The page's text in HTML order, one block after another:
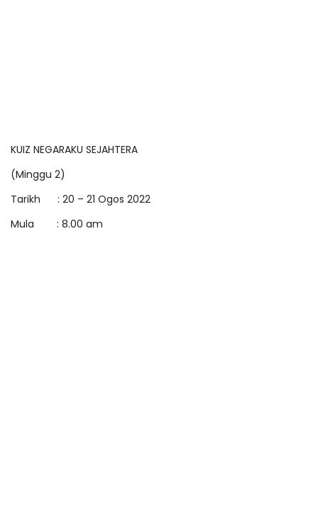
KUIZ NEGARAKU SEJAHTERA
(Minggu 2)
Tarikh : 20 – 21 Ogos 2022
Mula : 8.00 am